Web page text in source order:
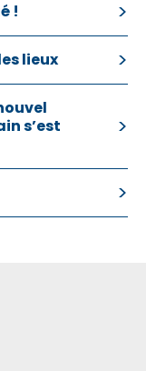
!
lieux
s’est